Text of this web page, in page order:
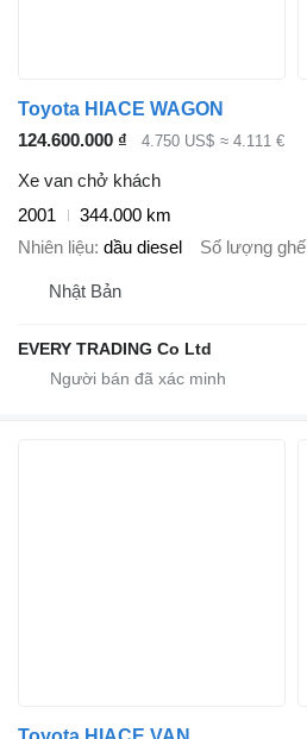
Toyota HIACE WAGON
124.600.000 ₫
4.750 US$ ≈ 4.111 €
Xe van chở khách
2001
344.000 km
Nhiên liệu dầu diesel Số lượng ghế
Nhật Bản
EVERY TRADING Co Ltd